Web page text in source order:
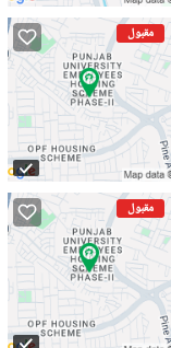
مقبول
مقبول